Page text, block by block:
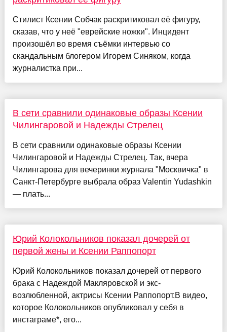
Стилист Ксении Собчак раскритиковал её фигуру,
сказав, что у неё "еврейские ножки". Инцидент
произошёл во время съёмки интервью со
скандальным блогером Игорем Синяком, когда
журналистка при...
В сети сравнили одинаковые образы Ксении
Чилингаровой и Надежды Стрелец
В сети сравнили одинаковые образы Ксении
Чилингаровой и Надежды Стрелец. Так, вчера
Чилингарова для вечеринки журнала "Москвичка" в
Санкт-Петербурге выбрала образ Valentin Yudashkin
— плать...
Юрий Колокольников показал дочерей от
первой жены и Ксении Раппопорт
Юрий Колокольников показал дочерей от первого
брака с Надеждой Макляровской и экс-
возлюбленной, актрисы Ксении Раппопорт.В видео,
которое Колокольников опубликовал у себя в
инстаграме*, его...